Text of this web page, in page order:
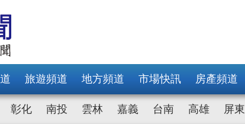
旅遊頻道 地方頻道 市場快訊 房產頻道
彰化 南投 雲林 嘉義 台南 高雄 屏東